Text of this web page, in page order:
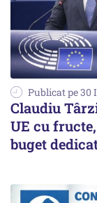
Publicat pe 30
Claudiu
UE cu
buget